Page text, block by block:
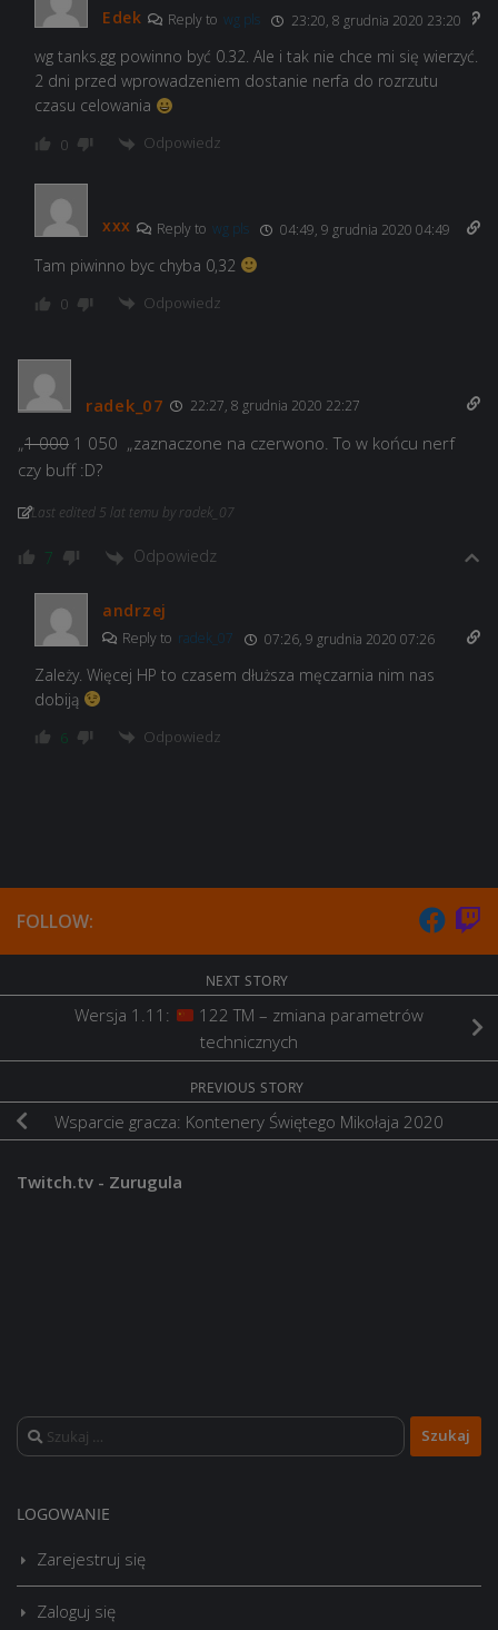
Edek Reply to wg pls 23:20, 8 grudnia 2020 23:20
wg tanks.gg powinno być 0.32. Ale i tak nie chce mi się wierzyć.
2 dni przed wprowadzeniem dostanie nerfa do rozrzutu
czasu celowania
0 Odpowiedz
xxx Reply towg pls 04:49, 9 grudnia 2020 04:49
Tam piwinno byc chyba 0,32
0 Odpowiedz
radek_07 22:27, 8 grudnia 2020 22:27
„1 000 1 050 „zaznaczone na czerwono. To w końcu nerf
czy buff :D?
Last edited 5 lat temu by radek_07
7 Odpowiedz
andrzej
Reply to radek_07 07:26, 9 grudnia 2020 07:26
Zależy. Więcej HP to czasem dłuższa męczarnia nim nas
dobiją
6 Odpowiedz
FOLLOW:
NEXT STORY
Wersja 1.11:
122 TM – zmiana parametrów
technicznych
PREVIOUS STORY
Wsparcie gracza: Kontenery Świętego Mikołaja 2020
Twitch.tv - Zurugula
Szukaj:
LOGOWANIE
Zarejestruj się
Zaloguj się